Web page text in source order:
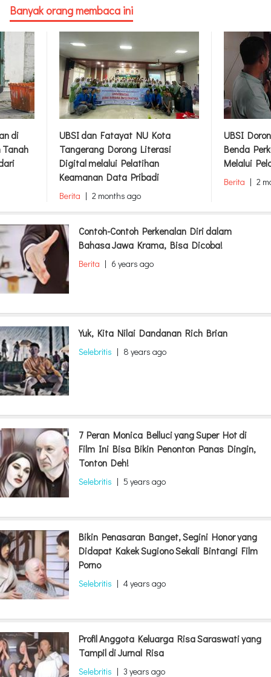
Banyak orang membaca ini
di
Tanah
UBSI dan Fatayat NU Kota
Tangerang Dorong Literasi
Digital melalui Pelatihan
Keamanan Data Pribadi
Berita | 2 months ago
UBSI
Benda
Melalui
Berita | 2
Contoh-Contoh Perkenalan Diri dalam
Bahasa Jawa Krama, Bisa Dicoba!
Berita | 6 years ago
Yuk, Kita Nilai Dandanan Rich Brian
Selebritis | 8 years ago
7 Peran Monica Belluci yang Super Hot di
Film Ini Bisa Bikin Penonton Panas Dingin,
Tonton Deh!
Selebritis | 5 years ago
Bikin Penasaran Banget, Segini Honor yang
Didapat Kakek Sugiono Sekali Bintangi Film
Porno
Selebritis | 4 years ago
Profil Anggota Keluarga Risa Saraswati yang
Tampil di Jurnal Risa
Selebritis | 3 years ago